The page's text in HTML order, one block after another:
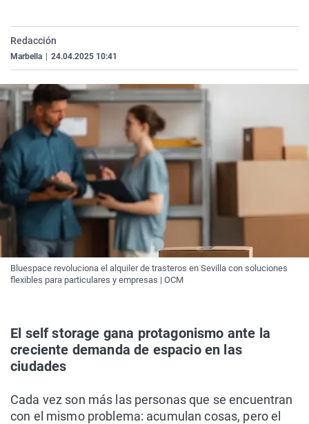
Redacción
Marbella 24.04.2025 10:41
Bluespace revoluciona el alquiler de trasteros en Sevilla con soluciones
flexibles para particulares y empresas | OCM
El self storage gana protagonismo ante la
creciente demanda de espacio en las
ciudades
Cada vez son más las personas que se encuentran
con el mismo problema: acumulan cosas, pero el